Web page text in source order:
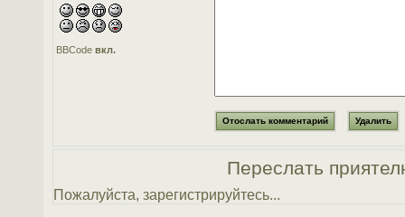
BBCodeвкл.
Переслать
Пожалуйста, зарегистрируйтесь...